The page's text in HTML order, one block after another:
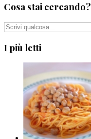
Cosa stai cercando?
I più letti